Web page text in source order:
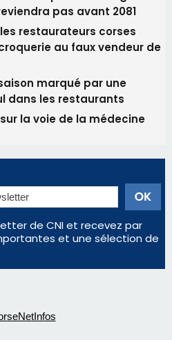
pas avant 2081
restaurateurs corses
au faux vendeur de
marqué par une
dans les restaurants
la voie de la médecine
de CNI et recevez par
et une sélection de